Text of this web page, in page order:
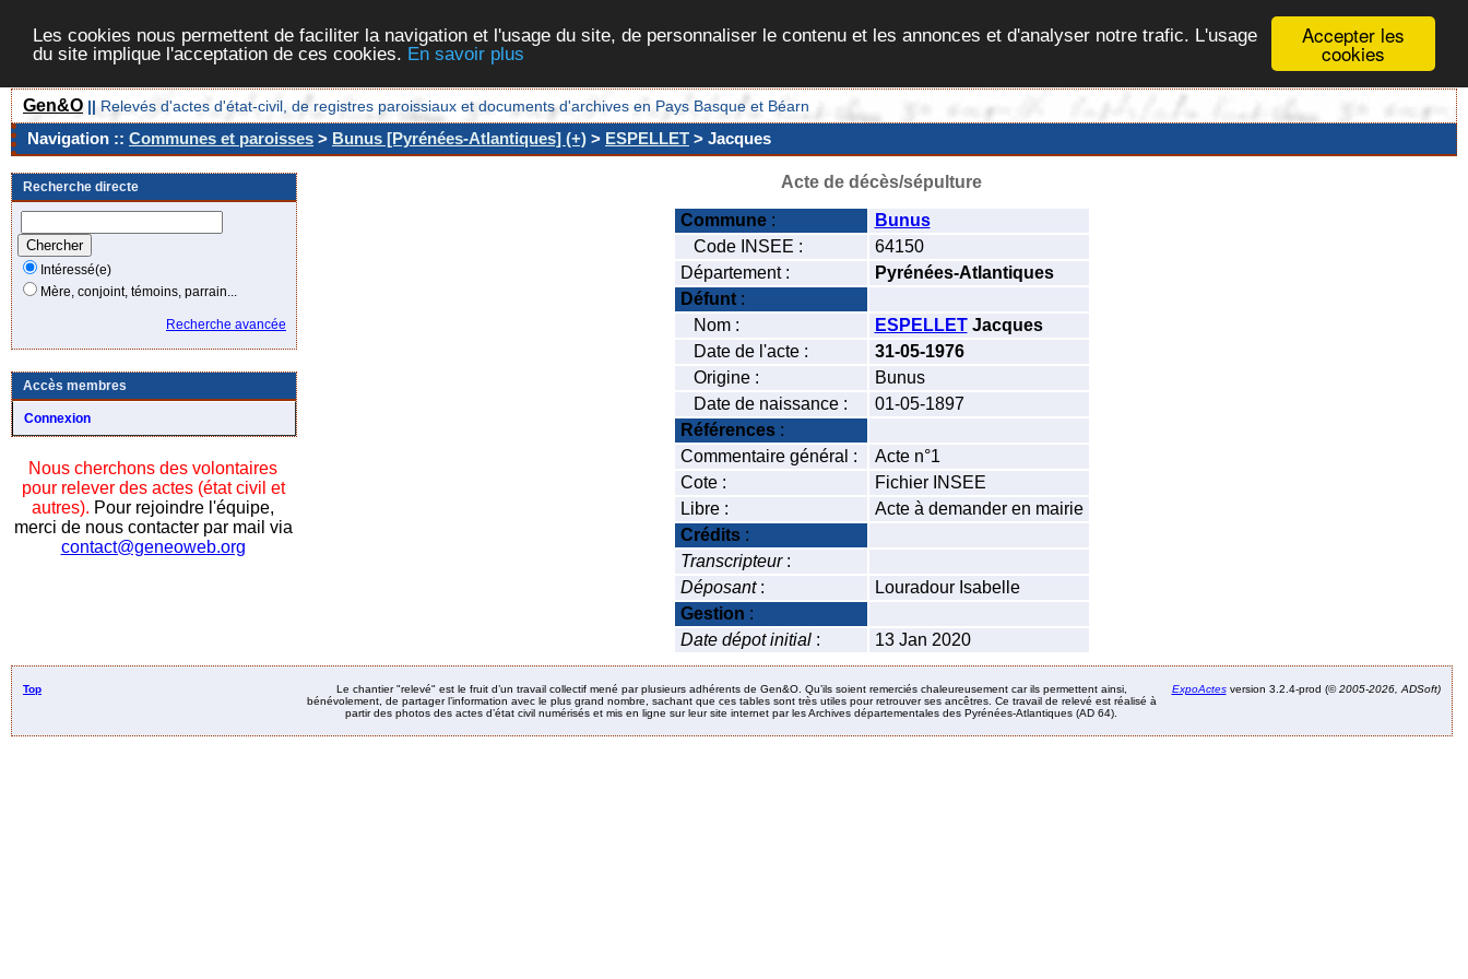
Accepter les
cookies
Les cookies nous permettent de faciliter la navigation et l'usage du site, de personnaliser le contenu et les annonces et d'analyser notre trafic. L'usage
du site implique l'acceptation de ces cookies. En savoir plus
Gen&O || Relevés d'actes d'état-civil, de registres paroissiaux et documents d'archives en Pays Basque et Béarn
Navigation :: Communes et paroisses > Bunus [Pyrénées-Atlantiques] (+) > ESPELLET > Jacques
Recherche directe
Intéressé(e)
Mère, conjoint, témoins, parrain...
Recherche avancée
Accès membres
Connexion
Nous cherchons des volontaires
pour relever des actes (état civil et
autres). Pour rejoindre l'équipe,
merci de nous contacter par mail via
contact@geneoweb.org
Acte de décès/sépulture
Commune:
Bunus
Code INSEE :
64150
Département :
Pyrénées-Atlantiques
Défunt:
Nom :
ESPELLET Jacques
Date de l'acte :
31-05-1976
Origine :
Bunus
Date de naissance :
01-05-1897
Références:
Commentaire général :
Acte n°1
Cote :
Fichier INSEE
Libre :
Acte à demander en mairie
Crédits:
Transcripteur:
Déposant:
Louradour Isabelle
Gestion :
Date dépot initial: 13 Jan 2020
Top
Le chantier "relevé" est le fruit d’un travail collectif mené par plusieurs adhérents de Gen&O. Qu’ils soient remerciés chaleureusement car ils permettent ainsi,
bénévolement, de partager l’information avec le plus grand nombre, sachant que ces tables sont très utiles pour retrouver ses ancêtres. Ce travail de relevé est réalisé à
partir des photos des actes d’état civil numérisés et mis en ligne sur leur site internet par les Archives départementales des Pyrénées-Atlantiques (AD 64).
ExpoActesversion 3.2.4-prod (©2005-2026, ADSoft)